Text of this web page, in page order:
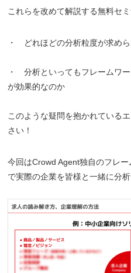
これらを改めて解説する無料セ
・ どれほどの分析粒度が求め
・ 分析といってもフレームワ
が効果的なのか
このような疑問を抱かれている
さい！
今回はCrowd Agent独自のフレ
で実際の企業を皆様と一緒に分析